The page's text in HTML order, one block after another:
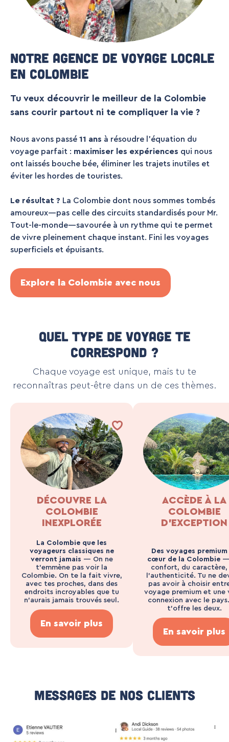
Notre agence de voyage locale
en Colombie
Tu veux découvrir le meilleur de la Colombie
sans courir partout ni te compliquer la vie ?
Nous avons passé 11 ans à résoudre l’équation du
voyage parfait : maximiser les expériences qui nous
ont laissés bouche bée, éliminer les trajets inutiles et
éviter les hordes de touristes.
Le résultat ? La Colombie dont nous sommes tombés
amoureux—pas celle des circuits standardisés pour Mr.
Tout-le-monde—savourée à un rythme qui te permet
de vivre pleinement chaque instant. Fini les voyages
superficiels et épuisants.
Explore la Colombie avec nous
Quel type de voyage te
correspond ?
Chaque voyage est unique, mais tu te
reconnaîtras peut-être dans un de ces thèmes.
DÉCOUVRE LA
COLOMBIE
INEXPLORÉE
La Colombie que les
voyageurs classiques ne
verront jamais — On ne
t’emmène pas voir la
Colombie. On te la fait vivre,
avec tes proches, dans des
endroits incroyables que tu
n’aurais jamais trouvés seul.
En savoir plus
ACCÈDE À LA
COLOMBIE
D’EXCEPTION
Des voyages premium
cœur de la Colombie —
confort, du caractère,
l’authenticité. Tu ne
pas avoir à choisir
voyage premium et une
connexion avec le
t’offre les deux.
En savoir plus
Messages De Nos Clients